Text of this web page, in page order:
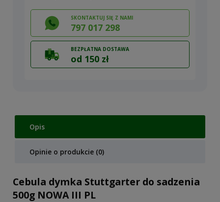
SKONTAKTUJ SIĘ Z NAMI
797 017 298
BEZPŁATNA DOSTAWA
od 150 zł
Opis
Opinie o produkcie (0)
Cebula dymka Stuttgarter do sadzenia
500g NOWA III PL